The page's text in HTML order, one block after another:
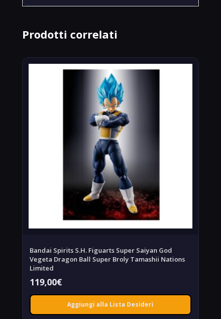
Prodotti correlati
Bandai Spirits S.H. Figuarts Super Saiyan God
Vegeta Dragon Ball Super Broly Tamashii Nations
Limited
119,00€
Aggiungi alla Lista Desideri